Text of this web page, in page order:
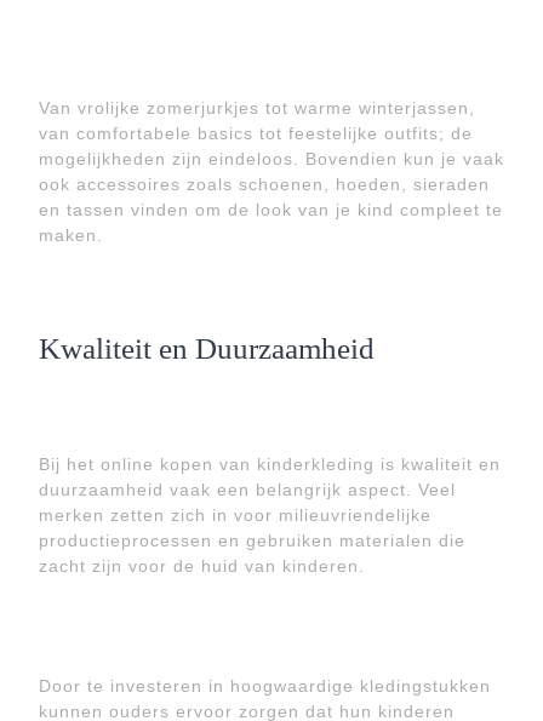
Van vrolijke zomerjurkjes tot warme winterjassen,
van comfortabele basics tot feestelijke outfits; de
mogelijkheden zijn eindeloos. Bovendien kun je vaak
ook accessoires zoals schoenen, hoeden, sieraden
en tassen vinden om de look van je kind compleet te
maken.
Kwaliteit en Duurzaamheid
Bij het online kopen van kinderkleding is kwaliteit en
duurzaamheid vaak een belangrijk aspect. Veel
merken zetten zich in voor milieuvriendelijke
productieprocessen en gebruiken materialen die
zacht zijn voor de huid van kinderen.
Door te investeren in hoogwaardige kledingstukken
kunnen ouders ervoor zorgen dat hun kinderen